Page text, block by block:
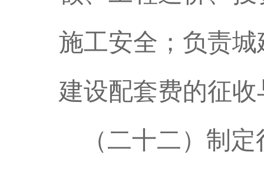
施工安全；负责
建设配套费的征
（二十二）制